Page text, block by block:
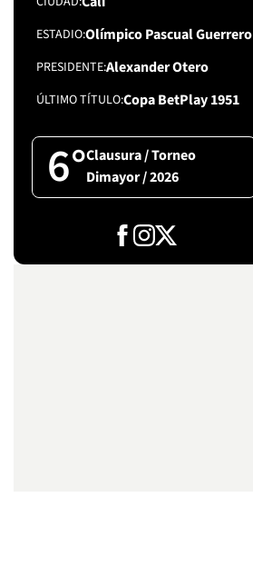
ESTADIOOlímpico Pascual Guerrero
PRESIDENTEAlexander Otero
ÚLTIMO TÍTULOCopa BetPlay 1951
6°Clausura / Torneo
Dimayor / 2026